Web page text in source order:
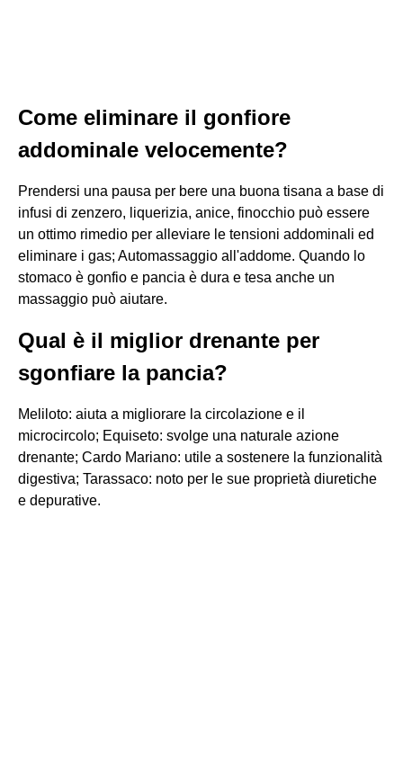
Come eliminare il gonfiore
addominale velocemente?
Prendersi una pausa per bere una buona tisana a base di
infusi di zenzero, liquerizia, anice, finocchio può essere
un ottimo rimedio per alleviare le tensioni addominali ed
eliminare i gas; Automassaggio all'addome. Quando lo
stomaco è gonfio e pancia è dura e tesa anche un
massaggio può aiutare.
Qual è il miglior drenante per
sgonfiare la pancia?
Meliloto: aiuta a migliorare la circolazione e il
microcircolo; Equiseto: svolge una naturale azione
drenante; Cardo Mariano: utile a sostenere la funzionalità
digestiva; Tarassaco: noto per le sue proprietà diuretiche
e depurative.